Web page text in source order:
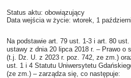
Status aktu: obowiązujący
Data wejścia w życie: wtorek, 1
Na podstawie art. 79 ust. 1-3 i art. 80
ustawy z dnia 20 lipca 2018 r. – Prawo o
(t.j. Dz. U. z 2023 r. poz. 742, ze zm.)
ust. 1 i 4 Statutu Uniwersytetu
(ze zm.) ‒ zarządza się, co następuje: